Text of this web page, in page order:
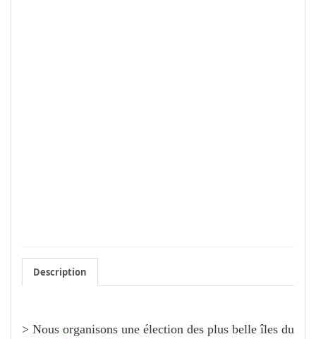
Description
> Nous organisons une élection des plus belle îles du